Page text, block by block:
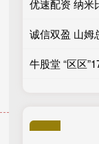
牛股堂 “区区